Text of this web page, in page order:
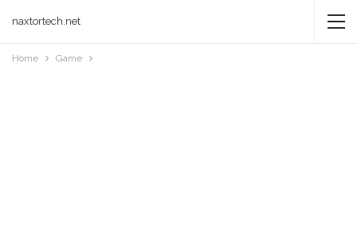
naxtortech.net
Home Game